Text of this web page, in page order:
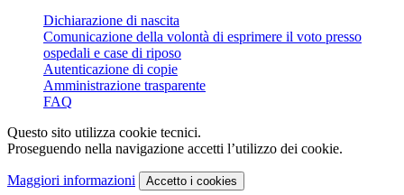
Dichiarazione di nascita
Comunicazione della volontà di esprimere il voto presso
ospedali e case di riposo
Autenticazione di copie
Amministrazione trasparente
FAQ
Questo sito utilizza cookie tecnici.
Proseguendo nella navigazione accetti l’utilizzo dei cookie.
Maggiori informazioni Accetto i cookies